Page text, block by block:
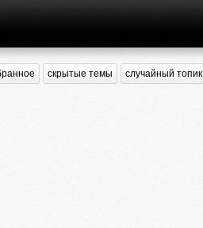
скрытые темы случайный топик